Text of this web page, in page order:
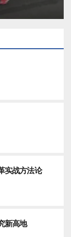
实战方法论
新高地